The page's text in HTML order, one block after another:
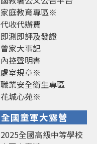
家庭教育專區※
代收代辦費
即測即評及發證
曾家大事記
內控聲明書
處室規章※
職業安全衛生專區
花城心苑※
全國童軍大露營
2025全國高級中等學校